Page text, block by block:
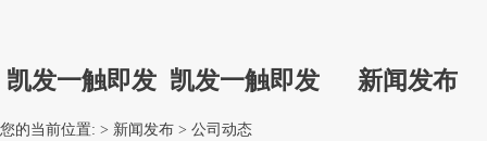
凯发一触即发 凯发一触即发 新闻发布
您的当前位置: > 新闻发布 > 公司动态